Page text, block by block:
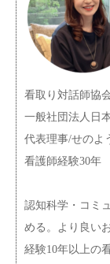
看取り対話師協
一般社団法人日
代表理事/せのよ
看護師経験30年
認知科学・コミ
める。より良い
経験10年以上の